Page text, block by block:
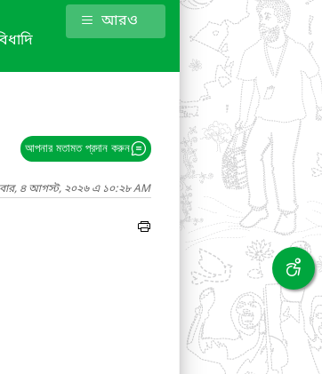
আরও
আপনার মতামত প্রদান করুন
৪ আগস্ট, ২০২৬ এ ১০:২৮ AM